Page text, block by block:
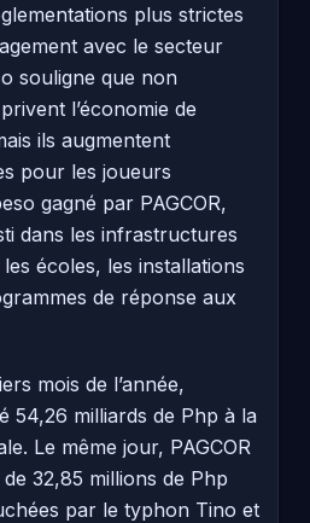
plus strictes
avec le secteur
souligne que non
l’économie de
ils augmentent
pour les joueurs
gagné par PAGCOR,
dans les infrastructures
écoles, les installations
de réponse aux
mois de l’année,
54,26 milliards de Php à la
Le même jour, PAGCOR
32,85 millions de Php
par le typhon Tino et